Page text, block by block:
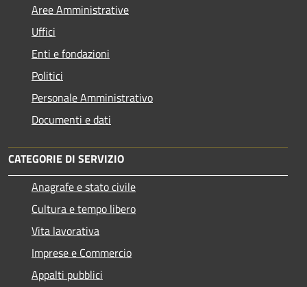
Aree Amministrative
Uffici
Enti e fondazioni
Politici
Personale Amministrativo
Documenti e dati
CATEGORIE DI SERVIZIO
Anagrafe e stato civile
Cultura e tempo libero
Vita lavorativa
Imprese e Commercio
Appalti pubblici